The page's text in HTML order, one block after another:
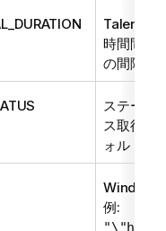
Talend
時間間隔(
の間隔は
ステータ
ス取得の
ォルトの
Windows
例: